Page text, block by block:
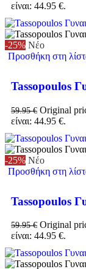
είναι: 44.95 €.
-25% Νέο
Προσθήκη στη
Tassopoulos
59.95€ Original
είναι: 44.95 €.
-25% Νέο
Προσθήκη στη
Tassopoulos
59.95€ Original
είναι: 44.95 €.